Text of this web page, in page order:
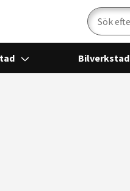
Bilverkstad